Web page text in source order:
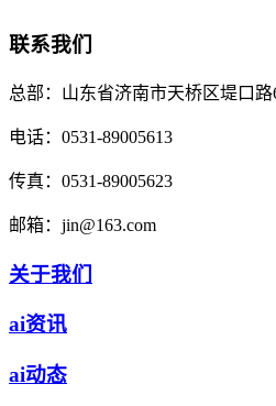
联系我们
总部： 山东省济南市天桥区堤口路
电话： 0531-89005613
传真： 0531-89005623
邮箱： jin@163.com
关于我们
ai资讯
ai动态